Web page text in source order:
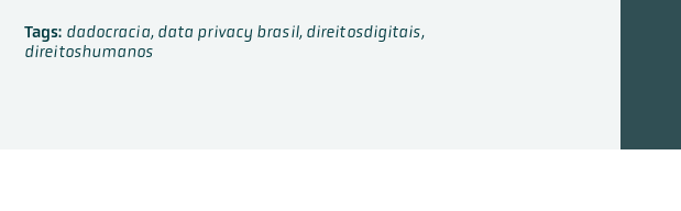
Tags: dadocracia, data privacy brasil, direitosdigitais,
direitoshumanos